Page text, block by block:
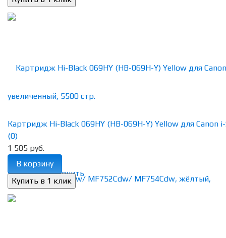
избранное сравнить
Картридж Hi-Black 069HY (HB-069H-Y) Yellow для Canon i-
(0)
1 505 руб.
В корзину